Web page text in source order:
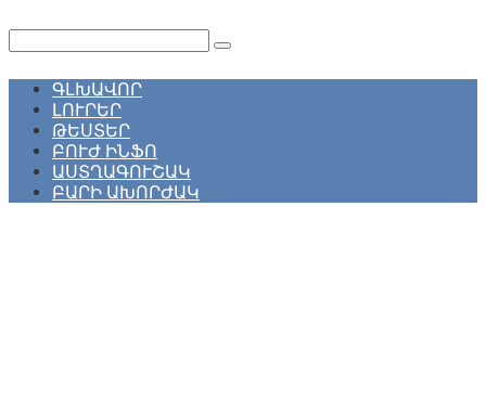
контенту
ԳԼԽԱՎՈՐ
ԼՈՒՐԵՐ
ԹԵՍՏԵՐ
ԲՈՒԺ ԻՆՖՈ
ԱՍՏՂԱԳՈՒՇԱԿ
ԲԱՐԻ ԱԽՈՐԺԱԿ